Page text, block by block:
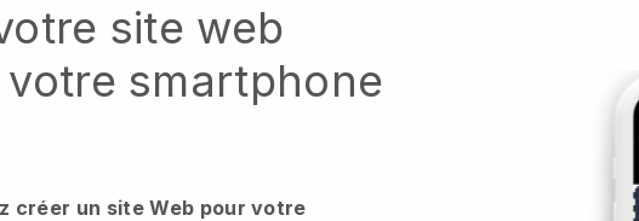
site web
smartphone
créer un site Web pour votre